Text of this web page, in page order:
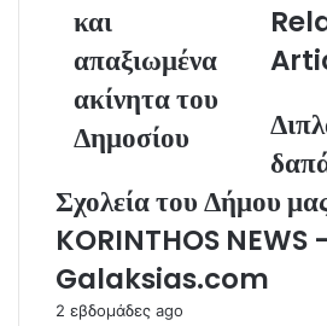
και
απαξιωμένα
ακίνητα του
Δημοσίου
Σχολεία του Δήμου
KORINTHOS NEWS
Galaksias.com
2 εβδομάδες ago